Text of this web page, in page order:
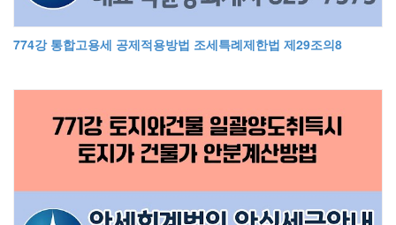
774강 통합고용세 공제적용방법 조세특례제한법 제29조의8